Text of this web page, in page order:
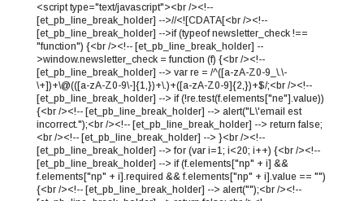
<script type="text/javascript"><br /><!--
[et_pb_line_break_holder] -->//<![CDATA[<br /><!--
[et_pb_line_break_holder] -->if (typeof newsletter_check !==
"function") {<br /><!-- [et_pb_line_break_holder] --
>window.newsletter_check = function (f) {<br /><!--
[et_pb_line_break_holder] --> var re = /^([a-zA-Z0-9_\.\-
\+])+\@(([a-zA-Z0-9\-]{1,})+\.)+([a-zA-Z0-9]{2,})+$/;<br /><!--
[et_pb_line_break_holder] --> if (!re.test(f.elements["ne"].value))
{<br /><!-- [et_pb_line_break_holder] --> alert("L\'email est
incorrect.");<br /><!-- [et_pb_line_break_holder] --> return false;
<br /><!-- [et_pb_line_break_holder] --> }<br /><!--
[et_pb_line_break_holder] --> for (var i=1; i<20; i++) {<br /><!--
[et_pb_line_break_holder] --> if (f.elements["np" + i] &&
f.elements["np" + i].required && f.elements["np" + i].value == "")
{<br /><!-- [et_pb_line_break_holder] --> alert("");<br /><!--